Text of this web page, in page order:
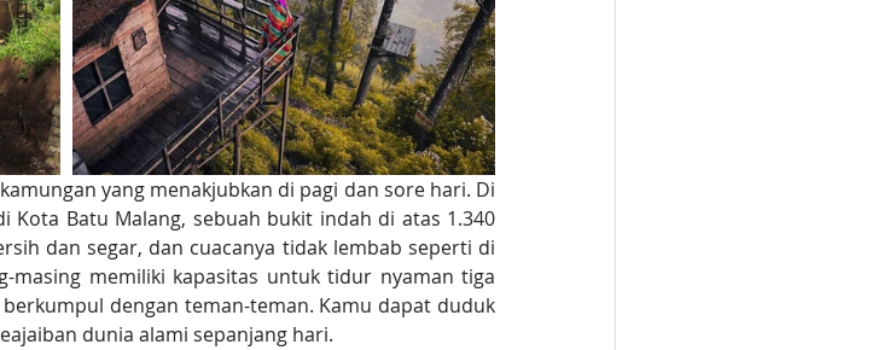
yang menakjubkan di pagi dan sore hari. Di
Kota Batu Malang, sebuah bukit indah di atas 1.340
dan segar, dan cuacanya tidak lembab seperti di
masing memiliki kapasitas untuk tidur nyaman tiga
dengan teman-teman. Kamu dapat duduk
dunia alami sepanjang hari.